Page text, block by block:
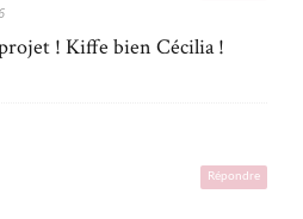
! Kiffe bien Cécilia !
Répondre